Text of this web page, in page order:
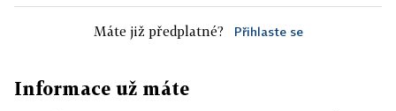
Máte již předplatné? Přihlaste se
Informace už máte